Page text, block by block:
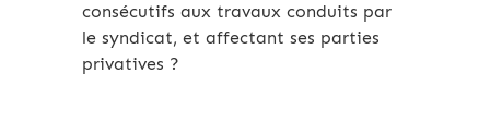
consécutifs aux travaux conduits par
le syndicat, et affectant ses parties
privatives ?